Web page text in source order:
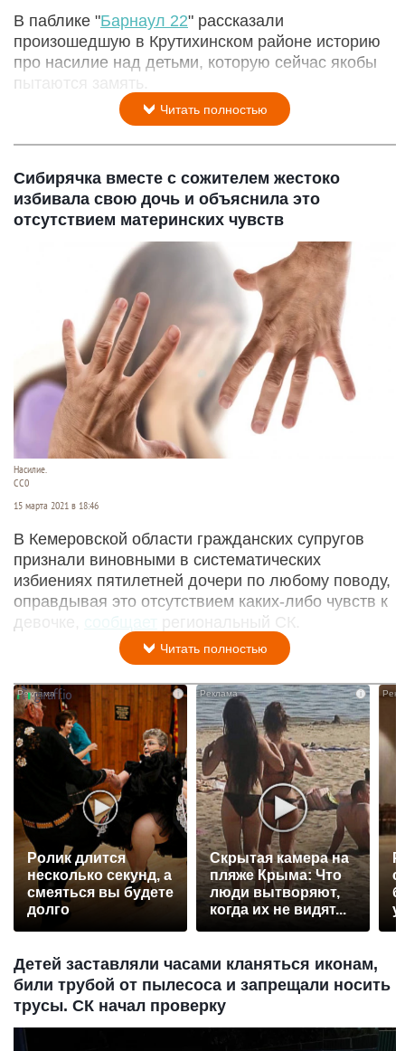
В паблике "Барнаул 22" рассказали
произошедшую в Крутихинском районе историю
про насилие над детьми, которую сейчас якобы
пытаются замять.
Читать полностью
Сибирячка вместе с сожителем жестоко
избивала свою дочь и объяснила это
отсутствием материнских чувств
Насилие.
СС0
15 марта 2021 в 18:46
В Кемеровской области гражданских супругов
признали виновными в систематических
избиениях пятилетней дочери по любому поводу,
оправдывая это отсутствием каких-либо чувств к
девочке,
сообщает региональный СК.
Читать полностью
Ролик длится
несколько секунд, а
смеяться вы будете
долго
i
Скрытая камера на
пляже Крыма: Что
люди вытворяют,
когда их не видят...
Детей заставляли часами кланяться иконам,
били трубой от пылесоса и запрещали носить
трусы. СК начал проверку